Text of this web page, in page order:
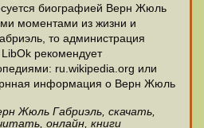
биографией Верн Жюль
моментами из жизни и
то администрация
рекомендует
ru.wikipedia.org или
информация о Верн Жюль
Жюль Габриэль, скачать,
онлайн, книги